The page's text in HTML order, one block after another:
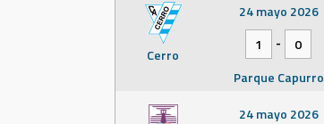
Cerro
24 mayo 2026
1
-
0
Parque Capurro
24 mayo 2026